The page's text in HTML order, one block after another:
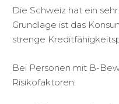
Die Schweiz hat ein
Grundlage ist das
strenge
Bei Personen mit B-
Risikofaktoren: